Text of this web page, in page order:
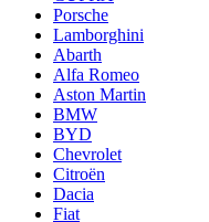
Porsche
Lamborghini
Abarth
Alfa Romeo
Aston Martin
BMW
BYD
Chevrolet
Citroën
Dacia
Fiat